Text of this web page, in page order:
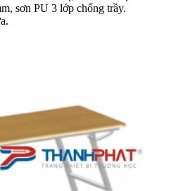
sơn PU 3 lớp chống trầy.